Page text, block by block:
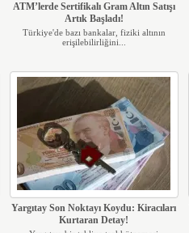
ATM’lerde Sertifikalı Gram Altın Satışı
Artık Başladı!
Türkiye'de bazı bankalar, fiziki altının
erişilebilirliğini...
Yargıtay Son Noktayı Koydu: Kiracıları
Kurtaran Detay!